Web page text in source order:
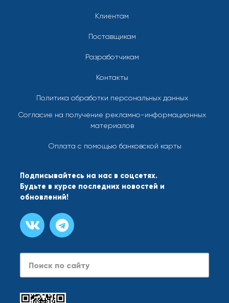
Клиентам
Поставщикам
Разработчикам
Контакты
Политика обработки персональных данных
Согласие на получение рекламно-информационных
материалов
Оплата с помощью банковской карты
Подписывайтесь на нас в соцсетях.
Будьте в курсе последних новостей и
обновлений!